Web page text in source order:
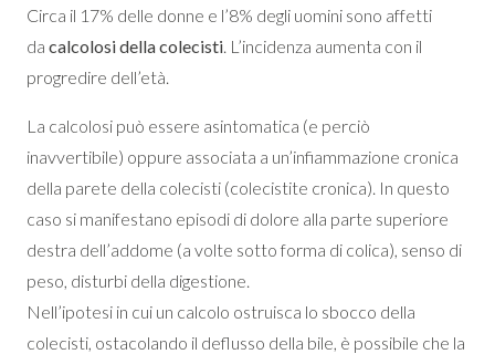
Circa il 17% delle donne e l’8% degli uomini sono affetti
da calcolosi della colecisti. L’incidenza aumenta con il
progredire dell’età.
La calcolosi può essere asintomatica (e perciò
inavvertibile) oppure associata a un’infiammazione cronica
della parete della colecisti (colecistite cronica). In questo
caso si manifestano episodi di dolore alla parte superiore
destra dell’addome (a volte sotto forma di colica), senso di
peso, disturbi della digestione.
Nell’ipotesi in cui un calcolo ostruisca lo sbocco della
colecisti, ostacolando il deflusso della bile, è possibile che la